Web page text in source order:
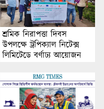
শ্রমিক নিরাপত্তা দিবস
উপলক্ষে ট্রপিক্যাল নিটেক্স
লিমিটেডে বর্ণাঢ্য আয়োজন